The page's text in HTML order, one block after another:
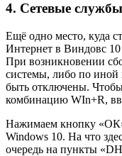
4. Сетевые
Ещё одно место, куда
Интернет в Виндовс
При возникновении
системы, либо по иной
быть отключены.
комбинацию WIn+R,
Нажимаем кнопку
Windows 10. На что
очередь на пункты